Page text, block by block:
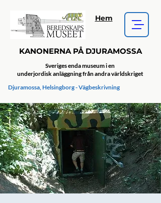
KANONERNA PÅ DJURAMOSSA
Djuramossa, Helsingborg - Vägbeskrivning
Sveriges enda museum i en
underjordisk anläggning från andra världskriget
Hem